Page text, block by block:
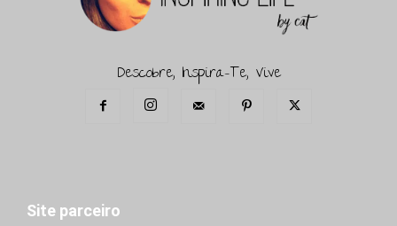
Descobre, Inspira-Te, Vive
Site parceiro